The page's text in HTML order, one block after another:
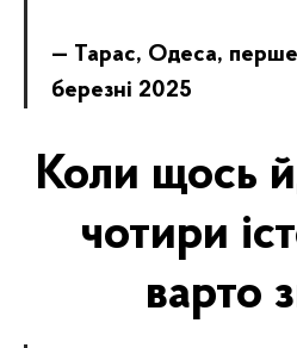
— Тарас, Одеса,
березні 2025
Коли щось
чотири
варто